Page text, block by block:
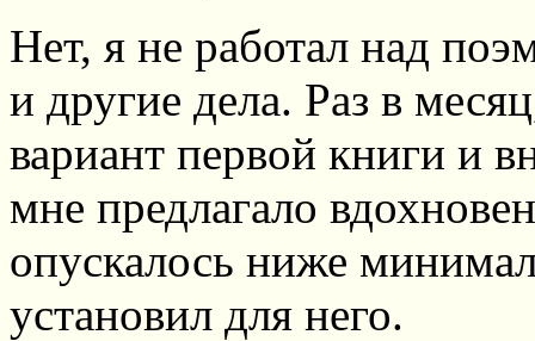
Нет, я не работал над
и другие дела. Раз в
вариант первой книги и
мне предлагало
опускалось ниже
установил для него.